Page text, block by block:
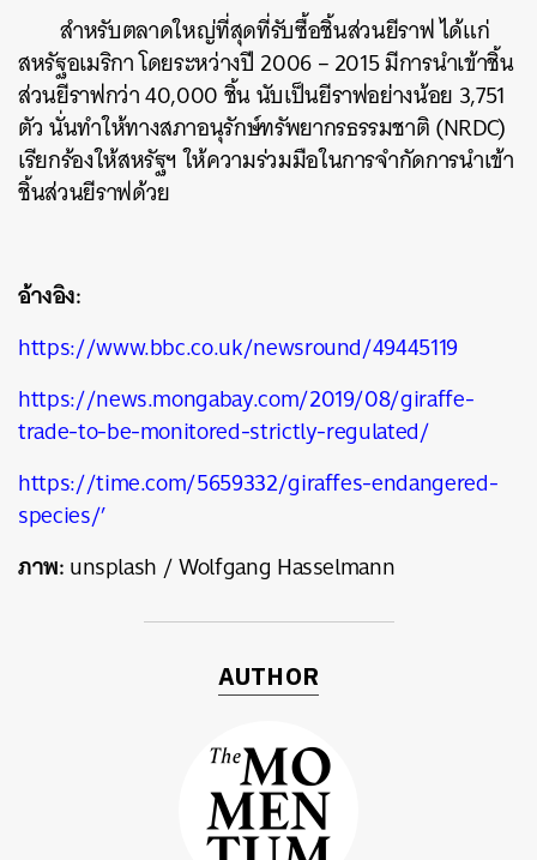
สำหรับตลาดใหญ่ที่สุดที่รับซื้อชิ้นส่วนยีราฟ ได้แก่
สหรัฐอเมริกา โดยระหว่างปี 2006 – 2015 มีการนำเข้าชิ้น
ส่วนยีราฟกว่า 40,000 ชิ้น นับเป็นยีราฟอย่างน้อย 3,751
ตัว นั่นทำให้ทางสภาอนุรักษ์ทรัพยากรธรรมชาติ (NRDC)
เรียกร้องให้สหรัฐฯ ให้ความร่วมมือในการจำกัดการนำเข้า
ชิ้นส่วนยีราฟด้วย
อ้างอิง:
https://www.bbc.co.uk/newsround/49445119
https://news.mongabay.com/2019/08/giraffe-
trade-to-be-monitored-strictly-regulated/
https://time.com/5659332/giraffes-endangered-
species/’
ภาพ:unsplash / Wolfgang Hasselmann
AUTHOR
ค้นหา
SHARE